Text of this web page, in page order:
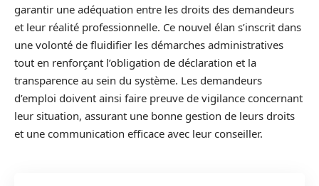
garantir une adéquation entre les droits des demandeurs
et leur réalité professionnelle. Ce nouvel élan s’inscrit dans
une volonté de fluidifier les démarches administratives
tout en renforçant l’obligation de déclaration et la
transparence au sein du système. Les demandeurs
d’emploi doivent ainsi faire preuve de vigilance concernant
leur situation, assurant une bonne gestion de leurs droits
et une communication efficace avec leur conseiller.